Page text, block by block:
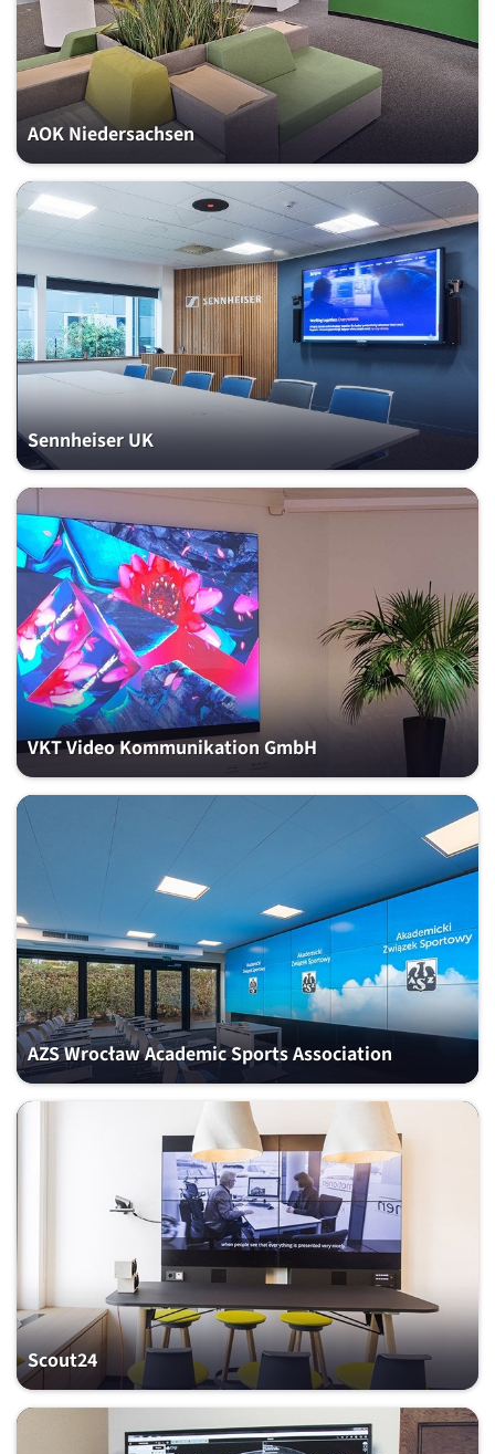
AOK Niedersachsen
Sennheiser UK
VKT Video Kommunikation GmbH
AZS Wrocław Academic Sports Association
Scout24